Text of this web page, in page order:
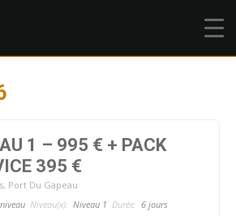
1 – 995 € + PACK
395 €
, Port Du Gapeau
Niveau(x): Niveau 1 Durée: 6 jours